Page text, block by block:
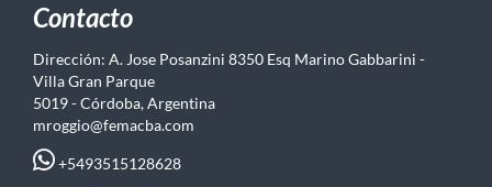
Contacto
Dirección: A. Jose Posanzini 8350 Esq Marino Gabbarini -
Villa Gran Parque
5019 - Córdoba, Argentina
mroggio@femacba.com
+5493515128628